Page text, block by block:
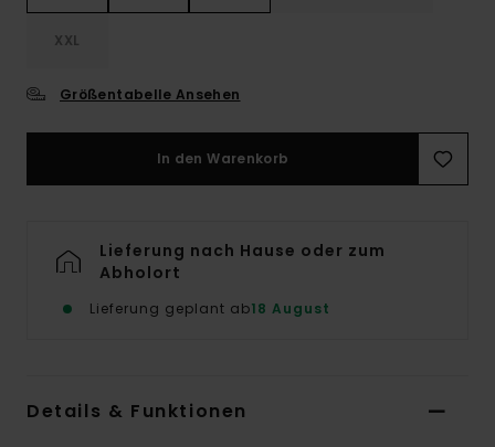
XXL
Größentabelle Ansehen
In den Warenkorb
Lieferung nach Hause oder zum
Abholort
Lieferung geplant ab18 August
Details & Funktionen